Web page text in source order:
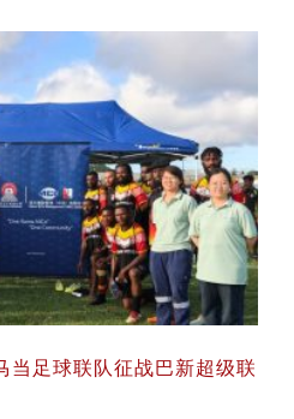
当足球联队征战巴新超级联